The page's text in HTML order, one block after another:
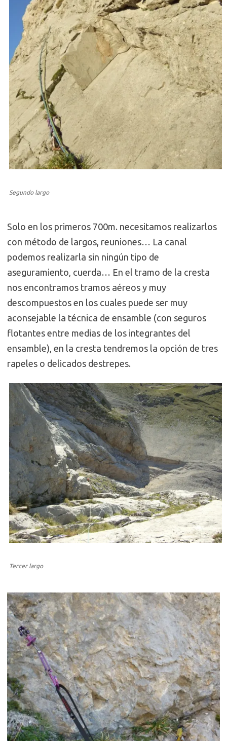
Segundo largo
Solo en los primeros 700m. necesitamos realizarlos
con método de largos, reuniones… La canal
podemos realizarla sin ningún tipo de
aseguramiento, cuerda… En el tramo de la cresta
nos encontramos tramos aéreos y muy
descompuestos en los cuales puede ser muy
aconsejable la técnica de ensamble (con seguros
flotantes entre medias de los integrantes del
ensamble), en la cresta tendremos la opción de tres
rapeles o delicados destrepes.
Tercer largo